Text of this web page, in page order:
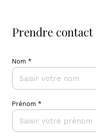
prendre contact
Nom *
Prénom *